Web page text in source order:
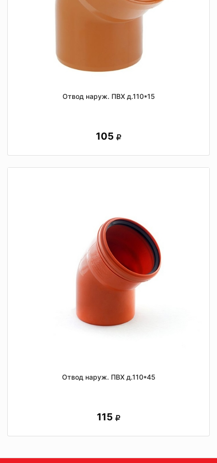
Отвод наруж. ПВХ д.110*15
105
Отвод наруж. ПВХ д.110*45
115